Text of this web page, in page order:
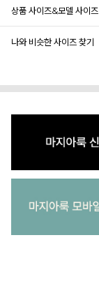
상품 사이즈&모델 사이즈
나와 비슷한 사이즈 찾기